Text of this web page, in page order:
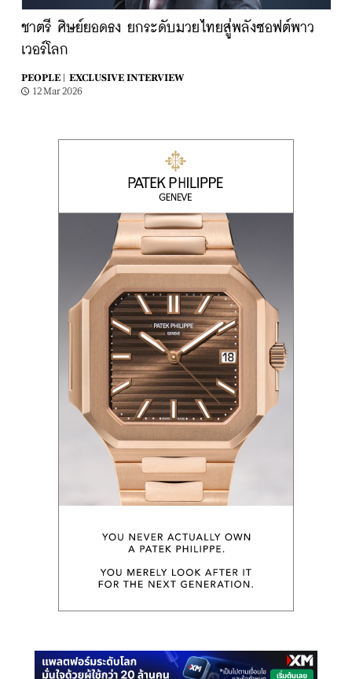
ชาตรี ศิษย์ยอดธง ยกระดับมวยไทยสู่พลังซอฟต์พาว
เวอร์โลก
PEOPLE |
EXCLUSIVE INTERVIEW
12 Mar 2026